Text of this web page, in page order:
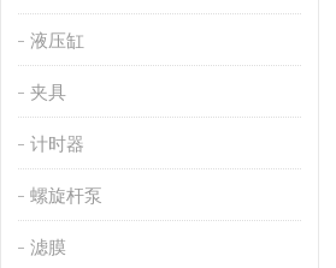
液压缸
夹具
计时器
螺旋杆泵
滤膜